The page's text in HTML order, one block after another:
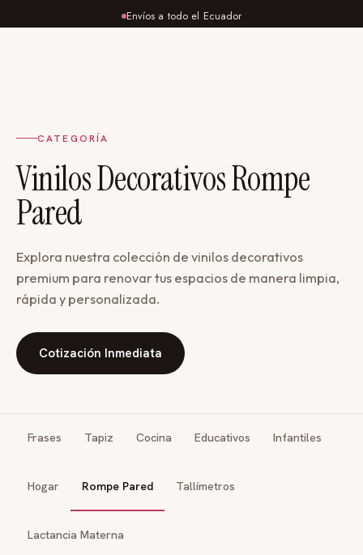
Envíos a todo el Ecuador
CATEGORÍA
Vinilos Decorativos Rompe
Pared
Explora nuestra colección de vinilos decorativos
premium para renovar tus espacios de manera limpia,
rápida y personalizada.
Cotización Inmediata
Frases Tapiz Cocina Educativos Infantiles
Hogar Rompe Pared Tallímetros
Lactancia Materna